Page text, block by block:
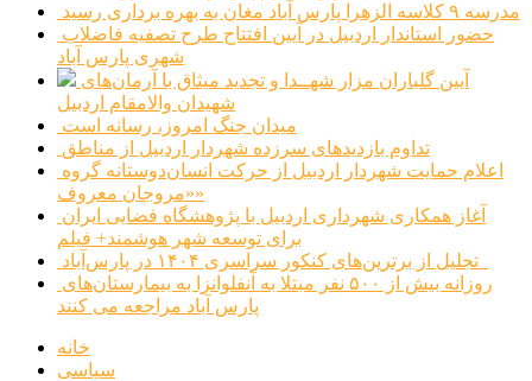
مدرسه ۹ کلاسه الزهرا پارس آباد مغان به بهره برداری رسید
شهری پارس آباد
شهیدان والامقام اردبیل
میدان جنگ امروز، رسانه است
تداوم بازدیدهای سرزده شهردار اردبیل از مناطق
«مروجان معروف»
برای توسعه شهر هوشمند+ فیلم
پارس آباد مراجعه می کنند
خانه
سیاسی